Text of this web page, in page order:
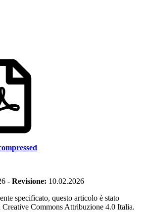
- Revisione: 10.02.2026
specificato, questo articolo è stato
Creative Commons Attribuzione 4.0 Italia.